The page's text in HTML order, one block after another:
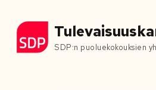
SDP:n puoluekokouksien